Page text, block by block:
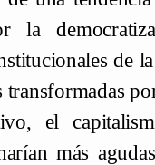
la
de
transformadas
el
más